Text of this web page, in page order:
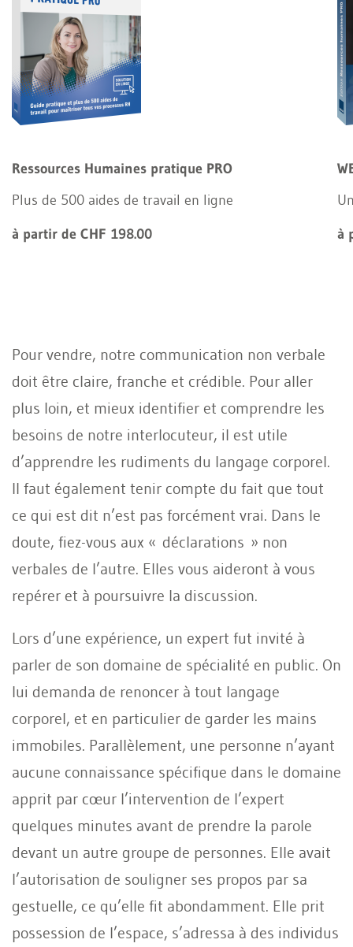
Ressources Humaines pratique PRO
Plus de 500 aides de travail en ligne
à partir de CHF 198.00
à
Pour vendre, notre communication non verbale
doit être claire, franche et crédible. Pour aller
plus loin, et mieux identifier et comprendre les
besoins de notre interlocuteur, il est utile
d’apprendre les rudiments du langage corporel.
Il faut également tenir compte du fait que tout
ce qui est dit n’est pas forcément vrai. Dans le
doute, fiez-vous aux « déclarations » non
verbales de l’autre. Elles vous aideront à vous
repérer et à poursuivre la discussion.
Lors d’une expérience, un expert fut invité à
parler de son domaine de spécialité en public. On
lui demanda de renoncer à tout langage
corporel, et en particulier de garder les mains
immobiles. Parallèlement, une personne n’ayant
aucune connaissance spécifique dans le domaine
apprit par cœur l’intervention de l’expert
quelques minutes avant de prendre la parole
devant un autre groupe de personnes. Elle avait
l’autorisation de souligner ses propos par sa
gestuelle, ce qu’elle fit abondamment. Elle prit
possession de l’espace, s’adressa à des individus